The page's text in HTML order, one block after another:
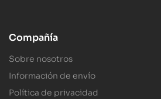
Compañía
Sobre nosotros
Información de envío
Política de privacidad